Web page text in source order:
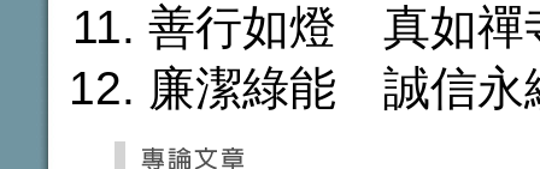
善行如燈 真如禪
廉潔綠能 誠信永